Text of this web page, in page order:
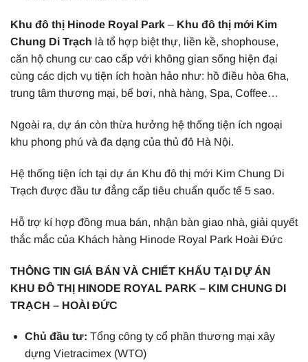
Khu đô thị Hinode Royal Park – Khu đô thị mới Kim
Chung Di Trạch là tổ hợp biệt thự, liền kề, shophouse,
căn hộ chung cư cao cấp với không gian sống hiện đại
cùng các dịch vụ tiện ích hoàn hảo như: hồ điều hòa 6ha,
trung tâm thương mại, bể bơi, nhà hàng, Spa, Coffee…
Ngoài ra, dự án còn thừa hưởng hệ thống tiện ích ngoại
khu phong phú và đa dạng của thủ đô Hà Nội.
Hệ thống tiện ích tại dự án Khu đô thị mới Kim Chung Di
Trạch được đầu tư đẳng cấp tiêu chuẩn quốc tế 5 sao.
Hỗ trợ kí hợp đồng mua bán, nhận bàn giao nhà, giải quyết
thắc mắc của Khách hàng Hinode Royal Park Hoài Đức
THÔNG TIN GIÁ BÁN VÀ CHIẾT KHẤU TẠI DỰ ÁN
KHU ĐÔ THỊ HINODE ROYAL PARK – KIM CHUNG DI
TRẠCH – HOÀI ĐỨC
Chủ đầu tư: Tổng công ty cổ phần thương mại xây
dựng Vietracimex (WTO)